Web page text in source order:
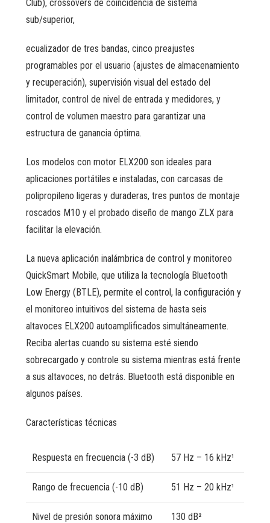
Club), crossovers de coincidencia de sistema
sub/superior,
ecualizador de tres bandas, cinco preajustes
programables por el usuario (ajustes de almacenamiento
y recuperación), supervisión visual del estado del
limitador, control de nivel de entrada y medidores, y
control de volumen maestro para garantizar una
estructura de ganancia óptima.
Los modelos con motor ELX200 son ideales para
aplicaciones portátiles e instaladas, con carcasas de
polipropileno ligeras y duraderas, tres puntos de montaje
roscados M10 y el probado diseño de mango ZLX para
facilitar la elevación.
La nueva aplicación inalámbrica de control y monitoreo
QuickSmart Mobile, que utiliza la tecnología Bluetooth
Low Energy (BTLE), permite el control, la configuración y
el monitoreo intuitivos del sistema de hasta seis
altavoces ELX200 autoamplificados simultáneamente.
Reciba alertas cuando su sistema esté siendo
sobrecargado y controle su sistema mientras está frente
a sus altavoces, no detrás. Bluetooth está disponible en
algunos países.
Características técnicas
Respuesta en frecuencia (-3 dB) 57 Hz – 16 kHz¹
Rango de frecuencia (-10 dB) 51 Hz – 20 kHz¹
Nivel de presión sonora máximo 130 dB²